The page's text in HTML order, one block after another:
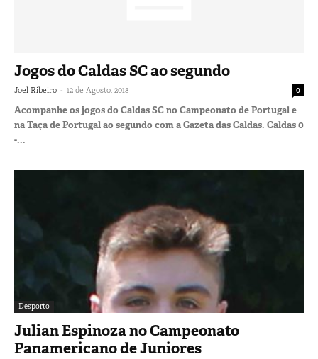
Jogos do Caldas SC ao segundo
Joel Ribeiro - 12 de Agosto, 2018 0
Acompanhe os jogos do Caldas SC no Campeonato de Portugal e
na Taça de Portugal ao segundo com a Gazeta das Caldas. Caldas 0
-...
Desporto
Julian Espinoza no Campeonato
Panamericano de Juniores